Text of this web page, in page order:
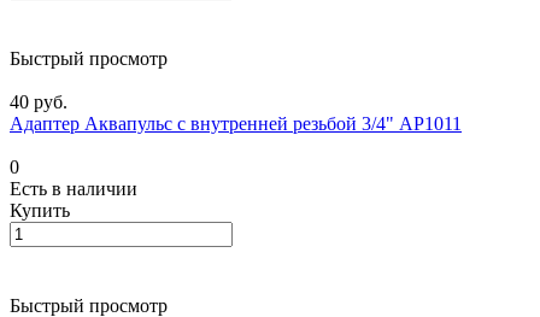
Быстрый просмотр
40 руб.
Адаптер Аквапульс с внутренней резьбой 3/4" АР1011
0
Есть в наличии
Купить
Быстрый просмотр